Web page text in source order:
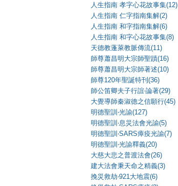
人生指南 孝字心花故事集(12)
人生指南 仁字指南集解(2)
人生指南 和字指南集解(6)
人生指南 和字心花故事集(8)
天德教蓬萊教脈傳流(11)
師尊蕭昌明大宗師聖蹟(16)
師尊蕭昌明大宗師著述(10)
師尊120年聖誕特刊(36)
師公笛卿夫子行誼‧論著(29)
大覺導師秦淑德之信願行(45)
明德聖訓‧光諭(127)
明德聖訓‧息災法會光諭(5)
明德聖訓‧SARS瘴疫光諭(7)
明德聖訓‧光諭釋義(20)
大慈大悲之普渡法會(26)
建大法會秉天命之精義(3)
挽災救劫‧921大地震(6)